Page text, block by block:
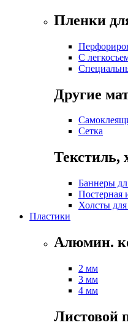
Пленки
С
Другие
Сетка
Текстиль,
Баннеры
Постерная
Холсты для
Пластики
Алюмин.
2 мм
3 мм
4 мм
Листовой